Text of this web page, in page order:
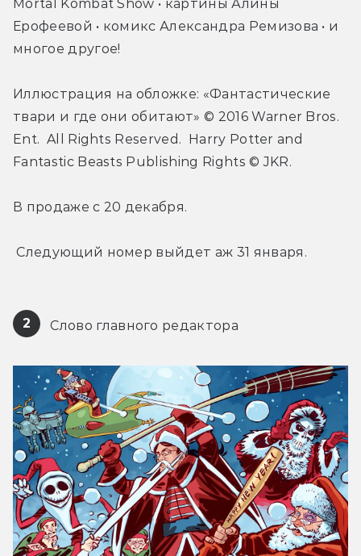
Mortal Kombat Show • картины Алины
Ерофеевой • комикс Александра Ремизова • и
многое другое!
Иллюстрация на обложке: «Фантастические
твари и где они обитают» © 2016 Warner Bros.
Ent.  All Rights Reserved.  Harry Potter and
Fantastic Beasts Publishing Rights © JKR.
В продаже с 20 декабря.
Следующий номер выйдет аж 31 января.
2 Слово главного редактора